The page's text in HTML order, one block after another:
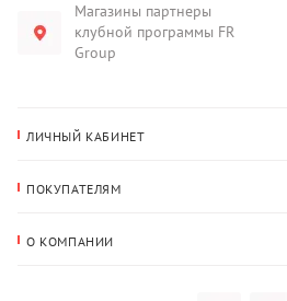
Магазины партнеры
клубной программы FR
Group
ЛИЧНЫЙ КАБИНЕТ
Адрес для доставки
ПОКУПАТЕЛЯМ
О КОМПАНИИ